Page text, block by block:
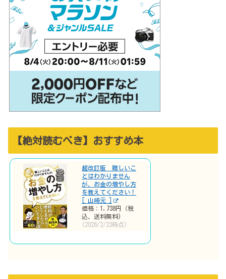
【絶対読むべき】おすすめ本
超改訂版 難しいこ
とはわかりません
が、お金の増やし方
を教えてください！
[ 山崎元 ]
価格：1,738円（税
込、送料無料)
(2026/2/23時点)